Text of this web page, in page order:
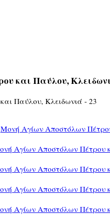
και Παύλου,
Μονή Αγίων Αποστόλων
Αγίων Αποστόλων Πέτρου
Αγίων Αποστόλων Πέτρου
Αγίων Αποστόλων Πέτρου
Αγίων Αποστόλων Πέτρου